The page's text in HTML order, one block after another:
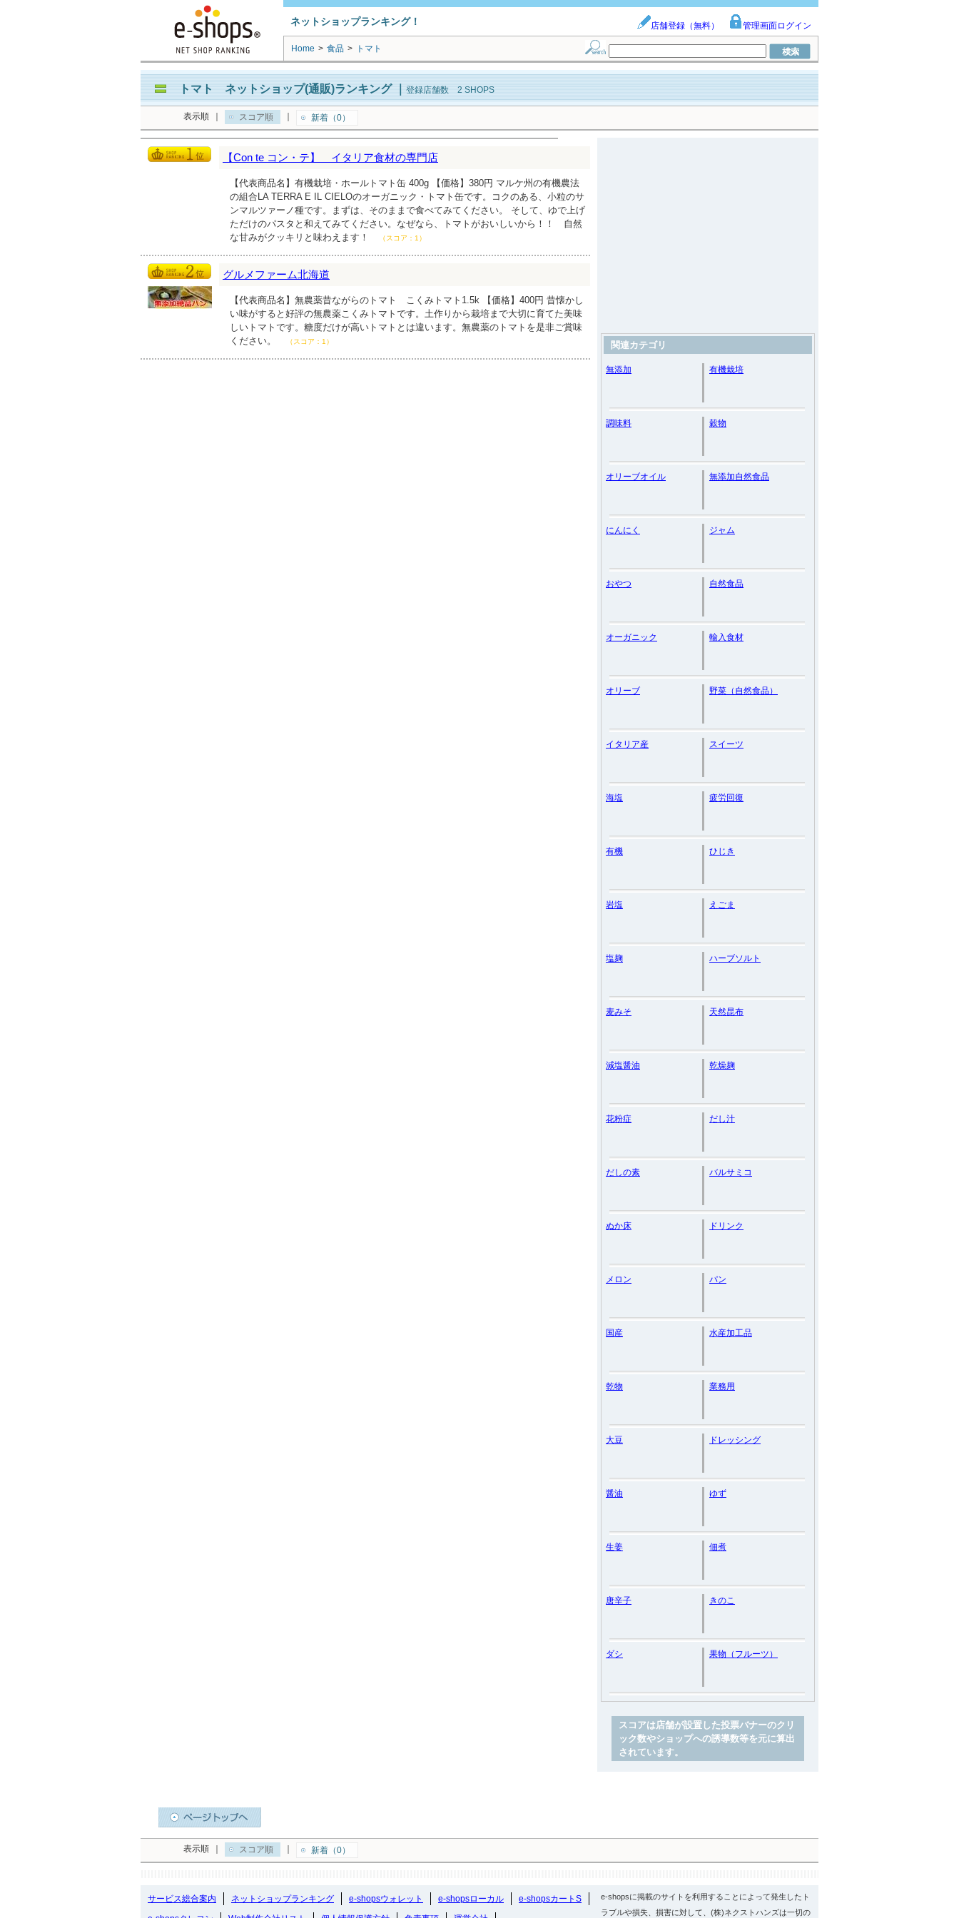
ネットショップランキング！ 店舗登録（無料） 管理画面ログイン
Home > 食品 > トマト
トマト ネットショップ(通販)ランキング｜ 登録店舗数 2 SHOPS
表示順 スコア順 新着（0）
【Con te コン・テ】 イタリア食材の専門店
【代表商品名】有機栽培・ホールトマト缶 400g 【価格】380円 マルケ州の有機農法
の組合LA TERRA E IL CIELOのオーガニック・トマト缶です。コクのある、小粒のサ
ンマルツァーノ種です。まずは、そのままで食べてみてください。 そして、ゆで上げ
ただけのパスタと和えてみてください。なぜなら、トマトがおいしいから！！ 自然
な甘みがクッキリと味わえます！
（スコア：1）
グルメファーム北海道
【代表商品名】無農薬昔ながらのトマト こくみトマト1.5k 【価格】400円 昔懐かし
い味がすると好評の無農薬こくみトマトです。土作りから栽培まで大切に育てた美味
しいトマトです。糖度だけが高いトマトとは違います。無農薬のトマトを是非ご賞味
ください。
（スコア：1） 関連カテゴリ
無添加 有機栽培
調味料 穀物
オリーブオイル 無添加自然食品
にんにく ジャム
おやつ 自然食品
オーガニック 輸入食材
オリーブ 野菜（自然食品）
イタリア産 スイーツ
海塩 疲労回復
有機 ひじき
岩塩 えごま
塩麹 ハーブソルト
麦みそ 天然昆布
減塩醤油 乾燥麹
花粉症 だし汁
だしの素 バルサミコ
ぬか床 ドリンク
メロン パン
国産 水産加工品
乾物 業務用
大豆 ドレッシング
醤油 ゆず
生姜 佃煮
唐辛子 きのこ
ダシ 果物（フルーツ）
スコアは店舗が設置した投票バナーのクリ
ック数やショップへの誘導数等を元に算出
されています。
表示順 スコア順 新着（0）
サービス総合案内 ネットショップランキング e-shopsウォレット e-shopsローカル
e-shopsカートS
e-shopsに掲載のサイトを利用することによって発生したト
ラブルや損失、損害に対して、(株)ネクストハンズは一切の